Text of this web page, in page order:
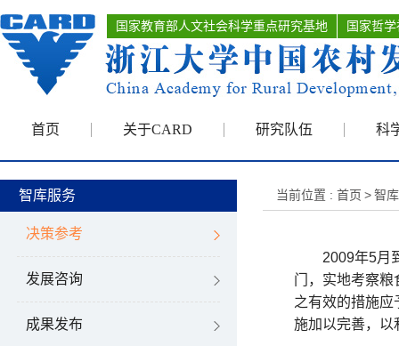
国家教育部人文社会科学重点研究基地 国家哲
首页 关于CARD 研究队伍 科
智库服务
决策参考
发展咨询
成果发布
当前位置 : 首页 >智
2009年5月
门，实地考察
之有效的措施
施加以完善，以